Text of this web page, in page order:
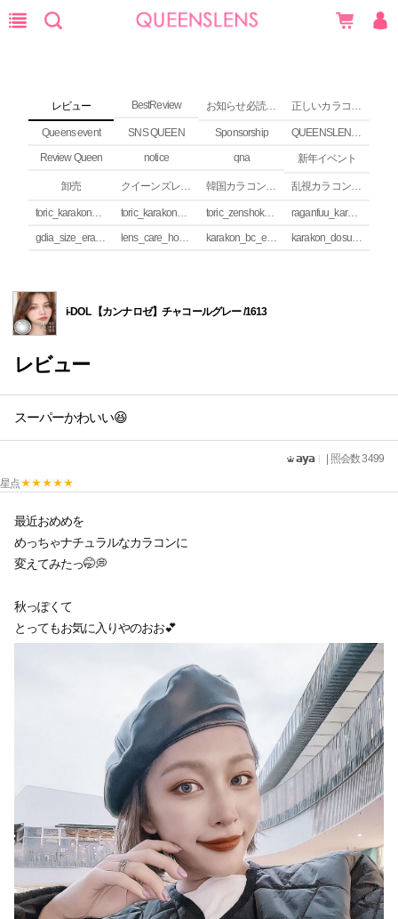
レビュー BestReview お知らせ必読 (NEWS) 正しいカラコンの使い方
Queens event SNS QUEEN Sponsorship
QUEENSLENS Affiliate Program
Review Queen
notice qna 新年イベント
卸売 クイーンズレンズ カラコンコラム 韓国カラコンguide 乱視カラコンの安全性
toric_karakon_takai_riyuu toric_karakon_real_review toric_zenshoku_review
raganfuu_karakon_erabikata
gdia_size_erabikata
lens_care_houhou karakon_bc_erabikata karakon_dosuu_erabikata
i-DOL 【カンナロゼ】チャコールグレー /1613
レビュー
スーパーかわいい😆
𝗮𝘆𝗮
| 照会数 3499
星点
最近おめめを
めっちゃナチュラルなカラコンに
変えてみたっ🤭💭
秋っぽくて
とってもお気に入りやのおお💕